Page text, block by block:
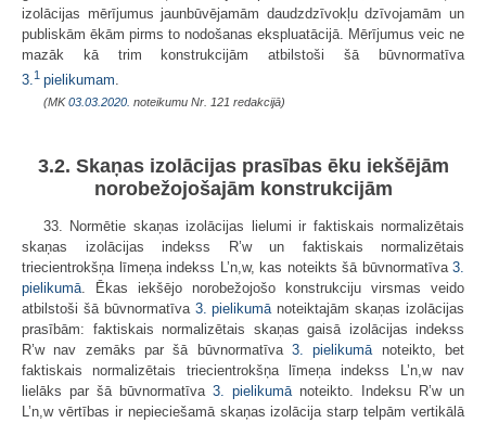
izolācijas mērījumus jaunbūvējamām daudzdzīvokļu dzīvojamām un
publiskām ēkām pirms to nodošanas ekspluatācijā. Mērījumus veic ne
mazāk kā trim konstrukcijām atbilstoši šā būvnormatīva
3.1 pielikumam.
(MK03.03.2020. noteikumu Nr. 121 redakcijā)
3.2. Skaņas izolācijas prasības ēku iekšējām
norobežojošajām konstrukcijām
33. Normētie skaņas izolācijas lielumi ir faktiskais normalizētais
skaņas izolācijas indekss R’w un faktiskais normalizētais
triecientrokšņa līmeņa indekss L’n,w, kas noteikts šā būvnormatīva 3.
pielikumā. Ēkas iekšējo norobežojošo konstrukciju virsmas veido
atbilstoši šā būvnormatīva 3. pielikumānoteiktajām skaņas izolācijas
prasībām: faktiskais normalizētais skaņas gaisā izolācijas indekss
R’w nav zemāks par šā būvnormatīva 3. pielikumānoteikto, bet
faktiskais normalizētais triecientrokšņa līmeņa indekss L’n,w nav
lielāks par šā būvnormatīva 3. pielikumānoteikto. Indeksu R’w un
L’n,w vērtības ir nepieciešamā skaņas izolācija starp telpām vertikālā